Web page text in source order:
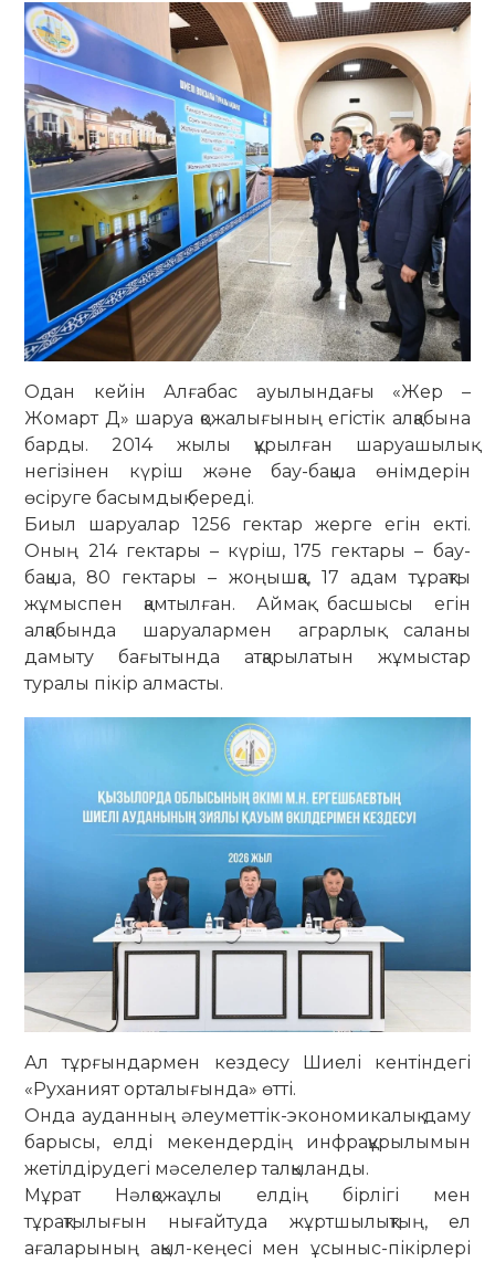
Одан кейін Алғабас ауылындағы «Жер –
Жомарт Д» шаруа қожалығының егістік алқабына
барды. 2014 жылы құрылған шаруашылық
негізінен күріш және бау-бақша өнімдерін
өсіруге басымдық береді.
Биыл шаруалар 1256 гектар жерге егін екті.
Оның 214 гектары – күріш, 175 гектары – бау-
бақша, 80 гектары – жоңышқа, 17 адам тұрақты
жұмыспен қамтылған. Аймақ басшысы егін
алқабында шаруалармен аграрлық саланы
дамыту бағытында атқарылатын жұмыстар
туралы пікір алмасты.
Ал тұрғындармен кездесу Шиелі кентіндегі
«Руханият орталығында» өтті.
Онда ауданның әлеуметтік-экономикалық даму
барысы, елді мекендердің инфрақұрылымын
жетілдірудегі мәселелер талқыланды.
Мұрат Нәлқожаұлы елдің бірлігі мен
тұрақтылығын нығайтуда жұртшылықтың, ел
ағаларының ақыл-кеңесі мен ұсыныс-пікірлері